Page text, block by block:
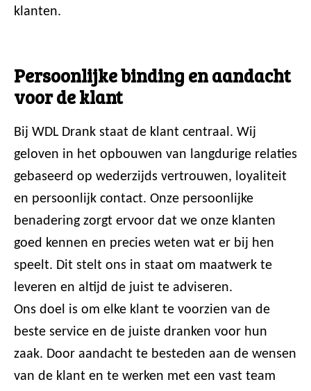
klanten.
Persoonlijke binding en aandacht
voor de klant
Bij WDL Drank staat de klant centraal. Wij
geloven in het opbouwen van langdurige relaties
gebaseerd op wederzijds vertrouwen, loyaliteit
en persoonlijk contact. Onze persoonlijke
benadering zorgt ervoor dat we onze klanten
goed kennen en precies weten wat er bij hen
speelt. Dit stelt ons in staat om maatwerk te
leveren en altijd de juist te adviseren.
Ons doel is om elke klant te voorzien van de
beste service en de juiste dranken voor hun
zaak. Door aandacht te besteden aan de wensen
van de klant en te werken met een vast team